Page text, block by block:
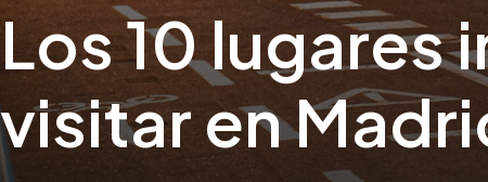
Los 10 lugares
visitar en